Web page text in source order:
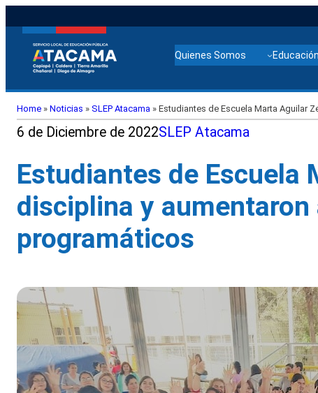
Quienes Somos
Home » Noticias » SLEP Atacama » Estudiantes de Escuela Marta Aguilar
6 de Diciembre de 2022SLEP Atacama
Estudiantes de Escuela
disciplina y
programáticos